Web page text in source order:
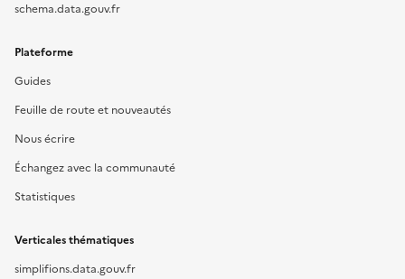
schema.data.gouv.fr
Plateforme
Guides
Feuille de route et nouveautés
Nous écrire
Échangez avec la communauté
Statistiques
Verticales thématiques
simplifions.data.gouv.fr